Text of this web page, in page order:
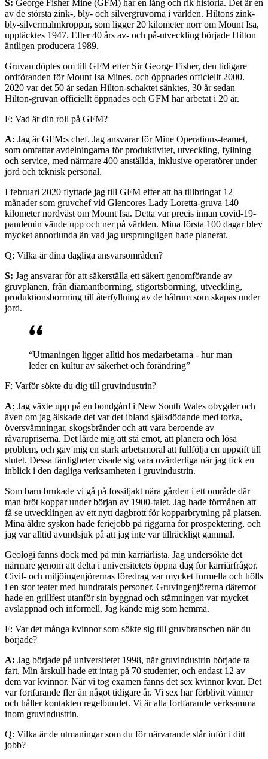
S: George Fisher Mine (GFM) har en lång och rik historia. Det är en
av de största zink-, bly- och silvergruvorna i världen. Hiltons zink-
bly-silvermalmkroppar, som ligger 20 kilometer norr om Mount Isa,
upptäcktes 1947. Efter 40 års av- och på-utveckling började Hilton
äntligen producera 1989.
Gruvan döptes om till GFM efter Sir George Fisher, den tidigare
ordföranden för Mount Isa Mines, och öppnades officiellt 2000.
2020 var det 50 år sedan Hilton-schaktet sänktes, 30 år sedan
Hilton-gruvan officiellt öppnades och GFM har arbetat i 20 år.
F: Vad är din roll på GFM?
A: Jag är GFM:s chef. Jag ansvarar för Mine Operations-teamet,
som omfattar avdelningarna för produktivitet, utveckling, fyllning
och service, med närmare 400 anställda, inklusive operatörer under
jord och teknisk personal.
I februari 2020 flyttade jag till GFM efter att ha tillbringat 12
månader som gruvchef vid Glencores Lady Loretta-gruva 140
kilometer nordväst om Mount Isa. Detta var precis innan covid-19-
pandemin vände upp och ner på världen. Mina första 100 dagar blev
mycket annorlunda än vad jag ursprungligen hade planerat.
Q: Vilka är dina dagliga ansvarsområden?
S: Jag ansvarar för att säkerställa ett säkert genomförande av
gruvplanen, från diamantborrning, stigortsborrning, utveckling,
produktionsborrning till återfyllning av de hålrum som skapas under
jord.
“Utmaningen ligger alltid hos medarbetarna - hur man
leder en kultur av säkerhet och förändring”
F: Varför sökte du dig till gruvindustrin?
A: Jag växte upp på en bondgård i New South Wales obygder och
även om jag älskade det var det ibland själsdödande med torka,
översvämningar, skogsbränder och att vara beroende av
råvarupriserna. Det lärde mig att stå emot, att planera och lösa
problem, och gav mig en stark arbetsmoral att fullfölja en uppgift till
slutet. Dessa färdigheter visade sig vara ovärderliga när jag fick en
inblick i den dagliga verksamheten i gruvindustrin.
Som barn brukade vi gå på fossiljakt nära gården i ett område där
man bröt koppar under början av 1900-talet. Jag hade förmånen att
få se utvecklingen av ett nytt dagbrott för kopparbrytning på platsen.
Mina äldre syskon hade feriejobb på riggarna för prospektering, och
jag var alltid avundsjuk på att jag inte var tillräckligt gammal.
Geologi fanns dock med på min karriärlista. Jag undersökte det
närmare genom att delta i universitetets öppna dag för karriärfrågor.
Civil- och miljöingenjörernas föredrag var mycket formella och hölls
i en stor teater med hundratals personer. Gruvingenjörerna däremot
hade en grillfest utanför sin byggnad och stämningen var mycket
avslappnad och informell. Jag kände mig som hemma.
F: Var det många kvinnor som sökte sig till gruvbranschen när du
började?
A: Jag började på universitetet 1998, när gruvindustrin började ta
fart. Min årskull hade ett intag på 70 studenter, och endast 12 av
dem var kvinnor. När vi tog examen fanns det sex kvinnor kvar. Det
var fortfarande fler än något tidigare år. Vi sex har förblivit vänner
och håller kontakten regelbundet. Vi är alla fortfarande verksamma
inom gruvindustrin.
Q: Vilka är de utmaningar som du för närvarande står inför i ditt
jobb?